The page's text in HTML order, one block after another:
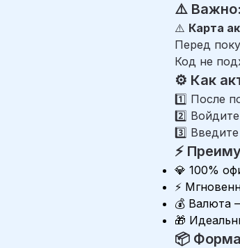
⚠️ Важно:
⚠️ Карта
Перед
Код не
⚙️ Как
1️⃣ После
2️⃣
3️⃣
⚡
💎 100%
⚡
💰 Валюта
🎁
📦